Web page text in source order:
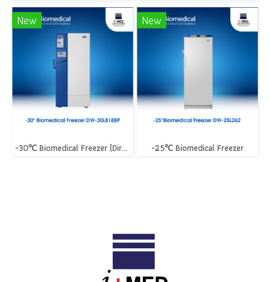
New
-30℃ Biomedical Freezer (Direct Cooling)
New
-25℃ Biomedical Freezer